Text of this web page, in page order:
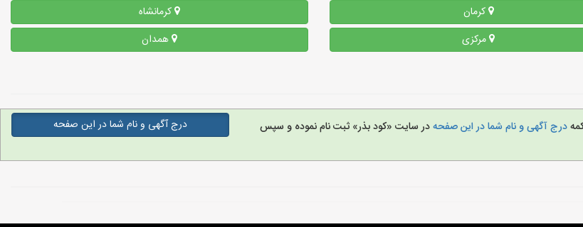
کرمان
کرمانشاه
مرکزی
همدان
درج آگهی و نام شما در این صفحهدر سایت «کود بذر» ثبت نام نموده و سپس
درج آگهی و نام شما در این صفحه